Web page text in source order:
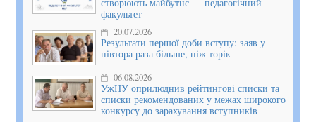
факультет
20.07.2026
Результати першої доби вступу: заяв у
півтора раза більше, ніж торік
06.08.2026
УжНУ оприлюднив рейтингові списки та
списки рекомендованих у межах широкого
конкурсу до зарахування вступників